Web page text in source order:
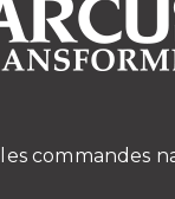
commandes